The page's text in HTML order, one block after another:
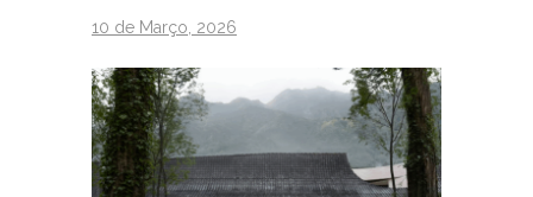
10 de Março, 2026